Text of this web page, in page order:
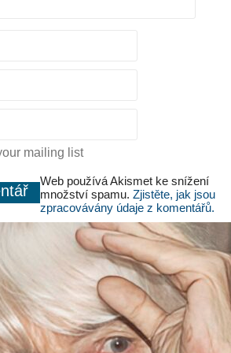
mailing list
Web používá Akismet ke snížení
množství spamu. Zjistěte, jak jsou
zpracovávány údaje z komentářů.